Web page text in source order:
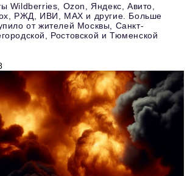
Wildberries, Ozon, Яндекс, Авито,
РЖД, ИВИ, MAX и другие. Больше
от жителей Москвы, Санкт-
Ростовской и Тюменской